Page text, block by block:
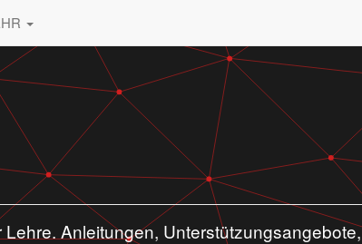
Anleitungen, Unterstützungsangebote,